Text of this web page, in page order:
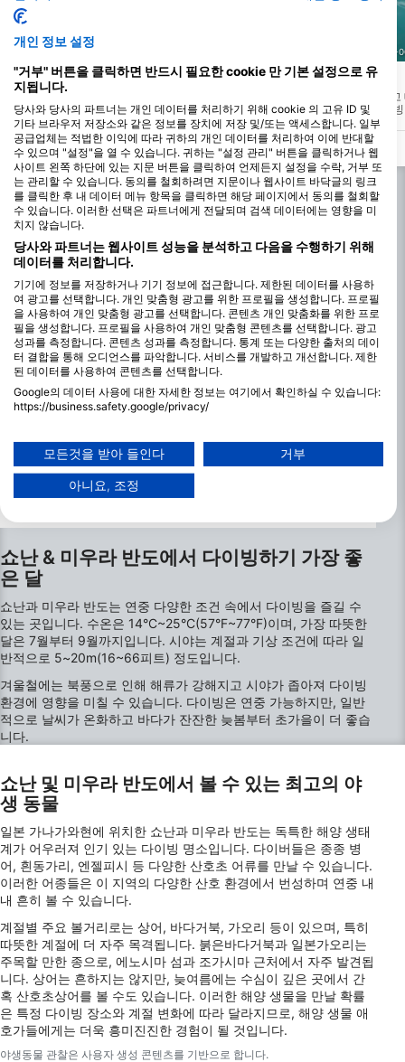
Kajinohama Beach (★3.5)
요가시마는 가나가와현 미우라 반도 최남단
에 위치하며 도쿄만과 사가미만 의 경계에
있습니다. 다리를 건너면 도달 하실 수 있습
니다. 도쿄지역과 매우 가깝기 때문에 당일
치기 다이빙으로 매우 인기가 있습니다.
SSI Service Center Japan, 101-
Otaka Rock(★3.8)
도시의 중심과 매우 가깝
위한 인기있는 장소. 다이
서 보트로 약 10분 거리에
30m의 모래 토양에 뿌리
바위 의 벽은 부드러운 산
옐로 핀 Damselfish의 학
영하고 있습니다.
쇼난 & 미우라 반도에서 다이빙하기 가장 좋
은 달
쇼난과 미우라 반도는 연중 다양한 조건 속에서 다이빙을 즐길 수
있는 곳입니다. 수온은 14°C~25°C(57°F~77°F)이며, 가장 따뜻한
달은 7월부터 9월까지입니다. 시야는 계절과 기상 조건에 따라 일
반적으로 5~20m(16~66피트) 정도입니다.
겨울철에는 북풍으로 인해 해류가 강해지고 시야가 좁아져 다이빙
환경에 영향을 미칠 수 있습니다. 다이빙은 연중 가능하지만, 일반
적으로 날씨가 온화하고 바다가 잔잔한 늦봄부터 초가을이 더 좋습
니다.
쇼난 및 미우라 반도에서 볼 수 있는 최고의 야
생 동물
일본 가나가와현에 위치한 쇼난과 미우라 반도는 독특한 해양 생태
계가 어우러져 인기 있는 다이빙 명소입니다. 다이버들은 종종 병
어, 흰동가리, 엔젤피시 등 다양한 산호초 어류를 만날 수 있습니다.
이러한 어종들은 이 지역의 다양한 산호 환경에서 번성하며 연중 내
내 흔히 볼 수 있습니다.
계절별 주요 볼거리로는 상어, 바다거북, 가오리 등이 있으며, 특히
따뜻한 계절에 더 자주 목격됩니다. 붉은바다거북과 일본가오리는
주목할 만한 종으로, 에노시마 섬과 조가시마 근처에서 자주 발견됩
니다. 상어는 흔하지는 않지만, 늦여름에는 수심이 깊은 곳에서 간
혹 산호초상어를 볼 수도 있습니다. 이러한 해양 생물을 만날 확률
은 특정 다이빙 장소와 계절 변화에 따라 달라지므로, 해양 생물 애
호가들에게는 더욱 흥미진진한 경험이 될 것입니다.
야생동물 관찰은 사용자 생성 콘텐츠를 기반으로 합니다.
개인 정보 설정
"거부" 버튼을 클릭하면 반드시 필요한 cookie 만 기본 설정으로 유
지됩니다.
당사와 당사의 파트너는 개인 데이터를 처리하기 위해 cookie 의 고유 ID 및
기타 브라우저 저장소와 같은 정보를 장치에 저장 및/또는 액세스합니다. 일부
공급업체는 적법한 이익에 따라 귀하의 개인 데이터를 처리하여 이에 반대할
수 있으며 "설정"을 열 수 있습니다. 귀하는 "설정 관리" 버튼을 클릭하거나 웹
사이트 왼쪽 하단에 있는 지문 버튼을 클릭하여 언제든지 설정을 수락, 거부 또
는 관리할 수 있습니다. 동의를 철회하려면 지문이나 웹사이트 바닥글의 링크
를 클릭한 후 내 데이터 메뉴 항목을 클릭하면 해당 페이지에서 동의를 철회할
수 있습니다. 이러한 선택은 파트너에게 전달되며 검색 데이터에는 영향을 미
치지 않습니다.
당사와 파트너는 웹사이트 성능을 분석하고 다음을 수행하기 위해
데이터를 처리합니다.
기기에 정보를 저장하거나 기기 정보에 접근합니다. 제한된 데이터를 사용하
여 광고를 선택합니다. 개인 맞춤형 광고를 위한 프로필을 생성합니다. 프로필
을 사용하여 개인 맞춤형 광고를 선택합니다. 콘텐츠 개인 맞춤화를 위한 프로
필을 생성합니다. 프로필을 사용하여 개인 맞춤형 콘텐츠를 선택합니다. 광고
성과를 측정합니다. 콘텐츠 성과를 측정합니다. 통계 또는 다양한 출처의 데이
터 결합을 통해 오디언스를 파악합니다. 서비스를 개발하고 개선합니다. 제한
된 데이터를 사용하여 콘텐츠를 선택합니다.
Google의 데이터 사용에 대한 자세한 정보는 여기에서 확인하실 수 있습니다:
https://business.safety.google/privacy/
귀하의 동의와 cookie 정책은 이 웹사이트/앱에만 적용됩니다.
파트너 목록 보기 (1 IAB 벤더)
당사는 귀하의 데이터를 다음 목적으로 사용합니다:
Use limited data to select advertising
Create profiles for personalised advertising
Use profiles to select personalised
advertising
Create profiles to personalise content
Measure advertising performance
Measure content performance
Understand audiences through statistics or
combinations of data from different sources
Develop and improve services
Use limited data to select content
IAB 특별 기능:
Use precise geolocation data
Identify devices based on information
actively requested
모든것을 받아 들인다 거부
아니요, 조정